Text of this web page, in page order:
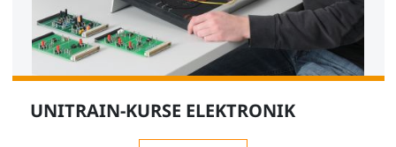
UNITRAIN-KURSE ELEKTRONIK